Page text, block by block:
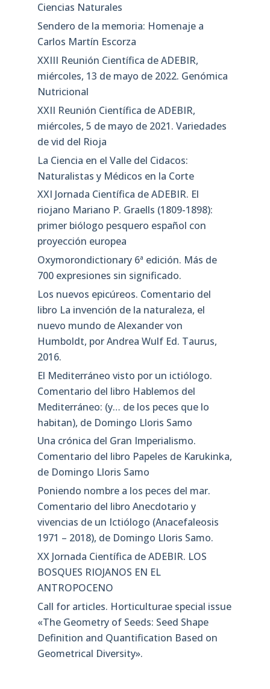
Ciencias Naturales
Sendero de la memoria: Homenaje a
Carlos Martín Escorza
XXIII Reunión Científica de ADEBIR,
miércoles, 13 de mayo de 2022. Genómica
Nutricional
XXII Reunión Científica de ADEBIR,
miércoles, 5 de mayo de 2021. Variedades
de vid del Rioja
La Ciencia en el Valle del Cidacos:
Naturalistas y Médicos en la Corte
XXI Jornada Científica de ADEBIR. El
riojano Mariano P. Graells (1809-1898):
primer biólogo pesquero español con
proyección europea
Oxymorondictionary 6ª edición. Más de
700 expresiones sin significado.
Los nuevos epicúreos. Comentario del
libro La invención de la naturaleza, el
nuevo mundo de Alexander von
Humboldt, por Andrea Wulf Ed. Taurus,
2016.
El Mediterráneo visto por un ictiólogo.
Comentario del libro Hablemos del
Mediterráneo: (y… de los peces que lo
habitan), de Domingo Lloris Samo
Una crónica del Gran Imperialismo.
Comentario del libro Papeles de Karukinka,
de Domingo Lloris Samo
Poniendo nombre a los peces del mar.
Comentario del libro Anecdotario y
vivencias de un Ictiólogo (Anacefaleosis
1971 – 2018), de Domingo Lloris Samo.
XX Jornada Científica de ADEBIR. LOS
BOSQUES RIOJANOS EN EL
ANTROPOCENO
Call for articles. Horticulturae special issue
«The Geometry of Seeds: Seed Shape
Definition and Quantification Based on
Geometrical Diversity»​.